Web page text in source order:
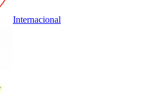
Internacional